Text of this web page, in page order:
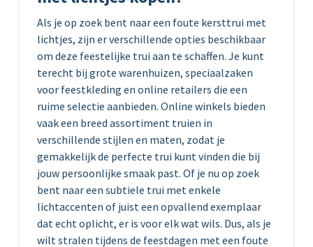
Als je op zoek bent naar een foute kersttrui met
lichtjes, zijn er verschillende opties beschikbaar
om deze feestelijke trui aan te schaffen. Je kunt
terecht bij grote warenhuizen, speciaalzaken
voor feestkleding en online retailers die een
ruime selectie aanbieden. Online winkels bieden
vaak een breed assortiment truien in
verschillende stijlen en maten, zodat je
gemakkelijk de perfecte trui kunt vinden die bij
jouw persoonlijke smaak past. Of je nu op zoek
bent naar een subtiele trui met enkele
lichtaccenten of juist een opvallend exemplaar
dat echt oplicht, er is voor elk wat wils. Dus, als je
wilt stralen tijdens de feestdagen met een foute